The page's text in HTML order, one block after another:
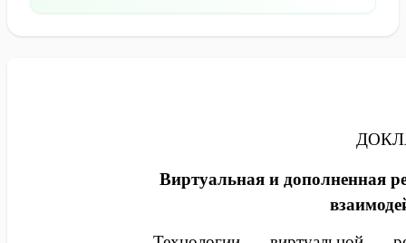
Виртуальная и дополненная